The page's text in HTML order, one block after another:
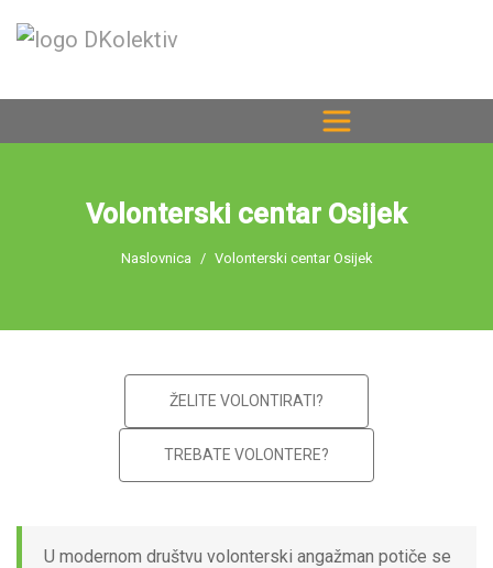
Volonterski centar Osijek
Naslovnica Volonterski centar Osijek
ŽELITE VOLONTIRATI?
TREBATE VOLONTERE?
U modernom društvu volonterski angažman potiče se